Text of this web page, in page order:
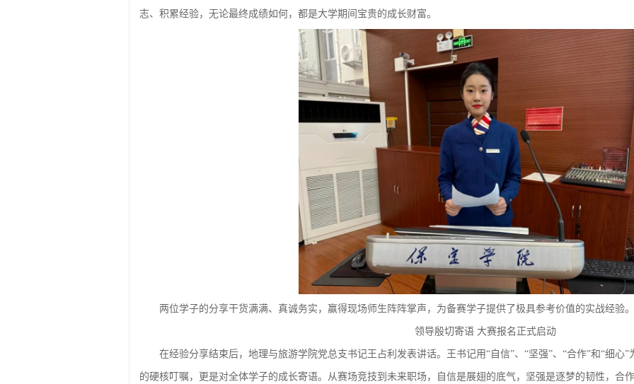
志、积累经验，无论最终成绩如何，都是大学期间宝贵的成长财富。
两位学子的分享干货满满、真诚务实，赢得现场师生阵阵掌声，为备赛学子提供了极具参考价值的实战经验。
领导殷切寄语 大赛报名正式启动
在经验分享结束后，地理与旅游学院党总支书记王占利发表讲话。王书记用“自信”、“坚强”、“合作”和“细心
的硬核叮嘱，更是对全体学子的成长寄语。从赛场竞技到未来职场，自信是展翅的底气，坚强是逐梦的韧性，合